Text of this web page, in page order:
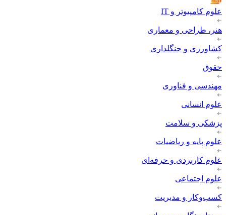
علوم کامپیوتر و IT
هنر، طراحی و معماری
کشاورزی و جنگلداری
حقوق
مهندسی و فناوری
علوم انسانی
پزشکی و سلامت
علوم پایه و ریاضیات
علوم کاربردی و حرفه‌ای
علوم اجتماعی
کسب‌وکار و مدیریت